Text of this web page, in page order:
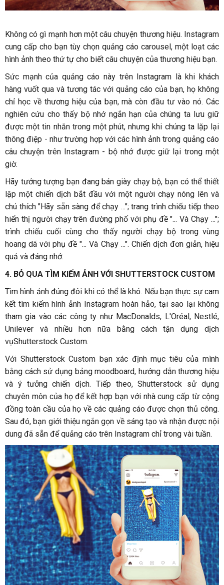
Không có gì mạnh hơn một câu chuyện thương hiệu. Instagram
cung cấp cho bạn tùy chọn quảng cáo carousel, một loạt các
hình ảnh theo thứ tự cho biết câu chuyện của thương hiệu bạn.
Sức mạnh của quảng cáo này trên Instagram là khi khách
hàng vuốt qua và tương tác với quảng cáo của bạn, họ không
chỉ học về thương hiệu của bạn, mà còn đầu tư vào nó. Các
nghiên cứu cho thấy bộ nhớ ngắn hạn của chúng ta lưu giữ
được một tin nhắn trong một phút, nhưng khi chúng ta lặp lại
thông điệp - như trường hợp với các hình ảnh trong quảng cáo
câu chuyện trên Instagram - bộ nhớ được giữ lại trong một
giờ.
Hãy tưởng tượng bạn đang bán giày chạy bộ, bạn có thể thiết
lập một chiến dịch bắt đầu với một người chạy nóng lên và
chú thích "Hãy sẵn sàng để chạy ..."; trang trình chiếu tiếp theo
hiển thị người chạy trên đường phố với phụ đề "... Và Chạy ...";
trình chiếu cuối cùng cho thấy người chạy bộ trong vùng
hoang dã với phụ đề "... Và Chạy ...". Chiến dịch đơn giản, hiệu
quả và đáng nhớ.
4. BỎ QUA TÌM KIẾM ẢNH VỚI SHUTTERSTOCK CUSTOM
Tìm hình ảnh đúng đôi khi có thể là khó. Nếu bạn thực sự cam
kết tìm kiếm hình ảnh Instagram hoàn hảo, tại sao lại không
tham gia vào các công ty như MacDonalds, L'Oréal, Nestlé,
Unilever và nhiều hơn nữa bằng cách tận dụng dịch
vụShutterstock Custom.
Với Shutterstock Custom bạn xác định mục tiêu của mình
bằng cách sử dụng bảng moodboard, hướng dẫn thương hiệu
và ý tưởng chiến dịch. Tiếp theo, Shutterstock sử dụng
chuyên môn của họ để kết hợp bạn với nhà cung cấp từ cộng
đồng toàn cầu của họ về các quảng cáo được chọn thủ công.
Sau đó, bạn giới thiệu ngắn gọn về sáng tạo và nhận được nội
dung đã sẵn để quảng cáo trên Instagram chỉ trong vài tuần.